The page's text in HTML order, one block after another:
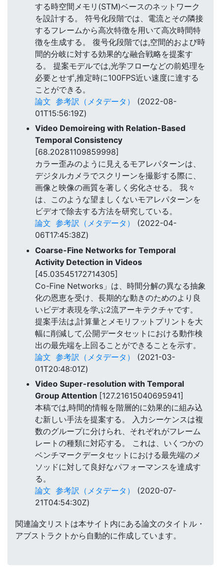
する時空間メモリ(STM)ベースのネットワーク
を設計する。 符号化段階では、電流とその隣接
するフレームから高次特徴を用いて高次時間特
徴を生成する。 復号化段階では,空間的および時
間的分岐に対する効果的な融合戦略を提案す
る。 提案モデルでは,光学フローなどの前処理を
必要とせず,推定時に100FPS近い速度に達する
ことができる。
論文 参考訳（メタデータ）
(2022-08-
01T15:56:19Z)
Video Demoireing with Relation-Based
Temporal Consistency
[68.20281109859998]
カラー歪みのように見えるモアレパターンは、
デジタルカメラでスクリーンを撮影する際に、
画像と映像の画質を著しく劣化させる。 我々
は、このような望ましくないモアレパターンを
ビデオで除去する方法を研究している。
論文 参考訳（メタデータ）
(2022-04-
06T17:45:38Z)
Coarse-Fine Networks for Temporal
Activity Detection in Videos
[45.03545172714305]
Co-Fine Networks」は、時間分解の異なる抽象
化の恩恵を受け、長期的な動きのためのより良
いビデオ表現を学ぶ2流アーキテクチャです。
提案手法は,計算量とメモリフットプリントを大
幅に削減して,公開データセットにおける動作検
出の最先端を上回ることができることを示す。
論文 参考訳（メタデータ）
(2021-03-
01T20:48:01Z)
Video Super-resolution with Temporal
Group Attention [127.21615040695941]
本稿では,時間的情報を階層的に効果的に組み込
む新しい手法を提案する。 入力シーケンスは複
数のグループに分けられ、それぞれがフレーム
レートの種類に対応する。 これは、いくつかの
ベンチマークデータセットにおける最先端のメ
ソッドに対して良好なパフォーマンスを達成す
る。
論文 参考訳（メタデータ）
(2020-07-
21T04:54:30Z)
関連論文リストは本サイト内にある論文のタイトル・
アブストラクトから自動的に作成しています。